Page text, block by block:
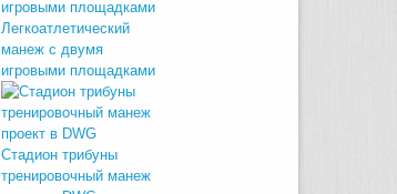
Легкоатлетический
манеж с двумя
игровыми площадками
Стадион трибуны
тренировочный манеж